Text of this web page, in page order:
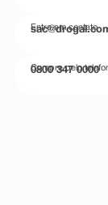
Entre em contato
Compre pelo
0800 347 0000